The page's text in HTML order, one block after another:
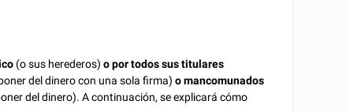
(o sus herederos)o por todos sus titulares
del dinero con una sola firma)o mancomunados
del dinero). A continuación, se explicará cómo